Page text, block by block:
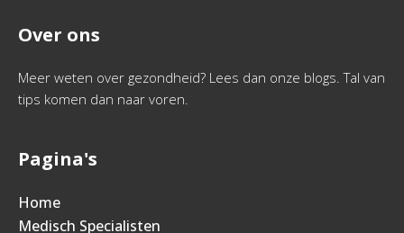
Over ons
Meer weten over gezondheid? Lees dan onze blogs. Tal van
tips komen dan naar voren.
Pagina's
Home
Medisch Specialisten